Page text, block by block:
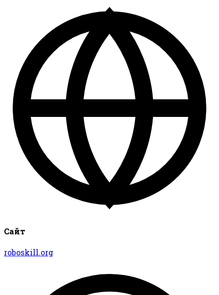
Сайт
roboskill.org